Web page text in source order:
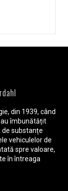
din 1939, când
îmbunătățit
de substanțe
vehiculelor de
spre valoare,
în întreaga